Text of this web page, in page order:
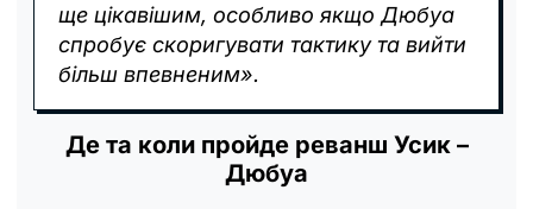
ще цікавішим, особливо якщо Дюбуа
спробує скоригувати тактику та вийти
більш впевненим».
Де та коли пройде реванш Усик –
Дюбуа